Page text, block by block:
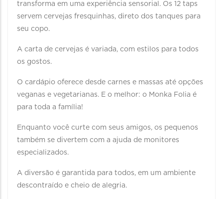
transforma em uma experiência sensorial. Os 12 taps
servem cervejas fresquinhas, direto dos tanques para
seu copo.
A carta de cervejas é variada, com estilos para todos
os gostos.
O cardápio oferece desde carnes e massas até opções
veganas e vegetarianas. E o melhor: o Monka Folia é
para toda a família!
Enquanto você curte com seus amigos, os pequenos
também se divertem com a ajuda de monitores
especializados.
A diversão é garantida para todos, em um ambiente
descontraído e cheio de alegria.